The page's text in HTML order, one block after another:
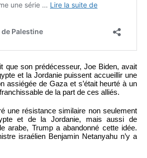
que son prédécesseur, Joe Biden, avait
et la Jordanie puissent accueillir une
assiégée de Gaza et s’était heurté à un
de la part de ces alliés.
une résistance similaire non seulement
et de la Jordanie, mais aussi de
arabe, Trump a abandonné cette idée.
israélien Benjamin Netanyahu n’y a